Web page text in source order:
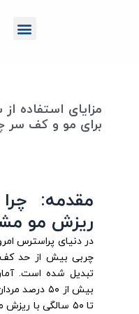
منو
مزایای استفاده
برای مو و کف سر
مقدمه:
ریزش مو
در دنیای پراسترس
چربی بیش از حد کف
تبدیل شده است.
تا ۵۰ سالگی با